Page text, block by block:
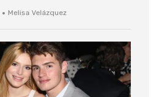
· Melisa Velázquez